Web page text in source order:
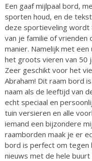
Een gaaf mijlpaal bord,
sporten houd, en de
deze sportieveling wordt
van je familie of
manier. Namelijk met
het groots vieren van 50
Zeer geschikt voor het
Abraham! Dit raam bord
naam als de leeftijd van
echt speciaal en
tuin versieren en alle
iemand een bijzondere
raamborden maak je er
bord is perfect om tegen
nieuws met de hele buurt